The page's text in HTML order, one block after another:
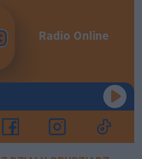
Radio Online